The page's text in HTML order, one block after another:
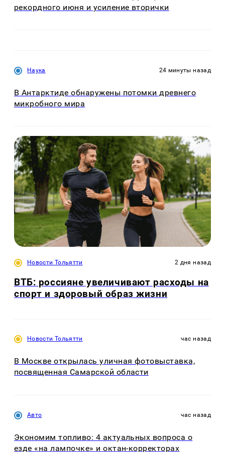
рекордного июня и усиление вторички
Наука 24 минуты назад
В Антарктиде обнаружены потомки древнего
микробного мира
Новости Тольятти 2 дня назад
ВТБ: россияне увеличивают расходы на
спорт и здоровый образ жизни
Новости Тольятти час назад
В Москве открылась уличная фотовыставка,
посвященная Самарской области
Авто час назад
Экономим топливо: 4 актуальных вопроса о
езде «на лампочке» и октан-корректорах